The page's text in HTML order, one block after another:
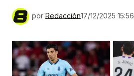
por Redacción17/12/2025 15:56